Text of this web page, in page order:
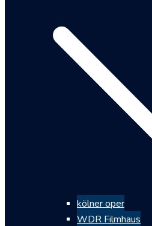
kölner oper
WDR Filmhaus